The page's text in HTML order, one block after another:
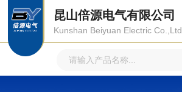
昆山倍源电气有限公司
Kunshan Beiyuan Electric Co.,Ltd